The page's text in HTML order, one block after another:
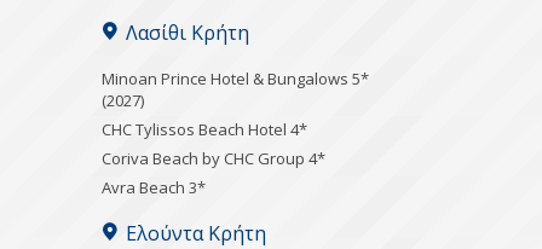
Λασίθι Κρήτη
Minoan Prince Hotel & Bungalows 5*
(2027)
CHC Tylissos Beach Hotel 4*
Coriva Beach by CHC Group 4*
Avra Beach 3*
Ελούντα Κρήτη